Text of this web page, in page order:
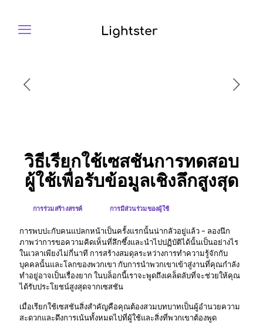
วิธีเรียกใช้เซสชันการทดสอบ
ผู้ใช้เพื่อรับข้อมูลเชิงลึกสูงสุด
การร่วมสร้างสรรค์ การมีส่วนร่วมของผู้ใช้
การพบปะกับคนแปลกหน้าเป็นครั้งแรกนั้นน่ากลัวอยู่แล้ว - ลองนึก
ภาพว่าการขอความคิดเห็นที่ลึกซึ้งและนําไปปฏิบัติได้นั้นเป็นอย่างไร
ในเวลาเพียงไม่กี่นาที การสร้างสมดุลระหว่างการทําความรู้จักกับ
บุคคลนั้นและโลกของพวกเขา กับการนําพวกเขาเข้าสู่งานที่คุณกําลัง
ทําอยู่อาจเป็นเรื่องยาก ในบล็อกนี้เราจะพูดถึงเคล็ดลับที่จะช่วยให้คุณ
ได้รับประโยชน์สูงสุดจากเซสชัน
เมื่อเรียกใช้เซสชันสิ่งสําคัญคือคุณต้องสวมบทบาทเป็นผู้อํานวยความ
สะดวกและดึงการเน้นทั้งหมดไปที่ผู้ใช้และสิ่งที่พวกเขาต้องพูด